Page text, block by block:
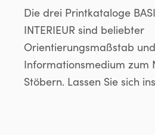
Die drei Printkataloge
INTERIEUR sind beliebter
Orientierungsmaßstab
Informationsmedium zum
Stöbern. Lassen Sie sich